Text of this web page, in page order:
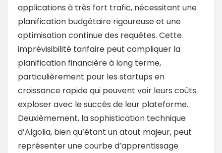
applications à très fort trafic, nécessitant une
planification budgétaire rigoureuse et une
optimisation continue des requêtes. Cette
imprévisibilité tarifaire peut compliquer la
planification financière à long terme,
particulièrement pour les startups en
croissance rapide qui peuvent voir leurs coûts
exploser avec le succès de leur plateforme.
Deuxièmement, la sophistication technique
d’Algolia, bien qu’étant un atout majeur, peut
représenter une courbe d’apprentissage